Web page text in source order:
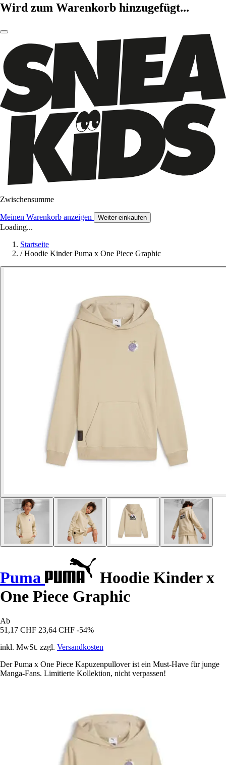
Wird zum Warenkorb hinzugefügt...
Zwischensumme
Meinen Warenkorb anzeigen Weiter einkaufen
Loading...
Startseite
/ Hoodie Kinder Puma x One Piece Graphic
Puma
Hoodie Kinder x
One Piece Graphic
Ab
51,17 CHF 23,64 CHF -54%
inkl. MwSt. zzgl. Versandkosten
Der Puma x One Piece Kapuzenpullover ist ein Must-Have für junge
Manga-Fans. Limitierte Kollektion, nicht verpassen!